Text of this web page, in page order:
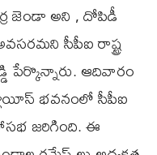
జెండా అని , దోపిడీ
సీపీఐ రాష్ట్ర
పేర్కొన్నారు. ఆదివారం
భవనంలో సీపీఐ
జరిగింది. ఈ